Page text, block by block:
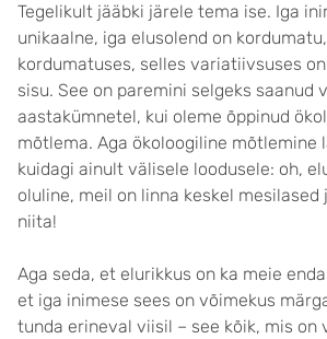
Tegelikult jääbki järele tema ise. Iga
unikaalne, iga elusolend on
kordumatuses, selles variatiivsuses
sisu. See on paremini selgeks saanud
aastakümnetel, kui oleme õppinud
mõtlema. Aga ökoloogiline mõtlemine
kuidagi ainult välisele loodusele: oh,
oluline, meil on linna keskel
niita!
Aga seda, et elurikkus on ka meie
et iga inimese sees on võimekus
tunda erineval viisil – see kõik, mis on